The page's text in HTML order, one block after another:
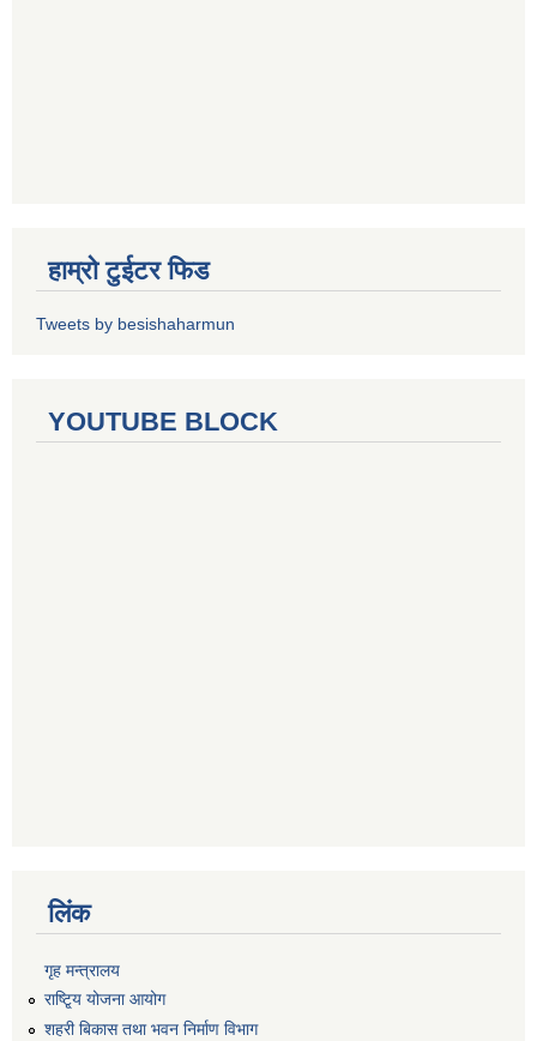
हाम्रो टुईटर फिड
Tweets by besishaharmun
YOUTUBE BLOCK
लिंक
गृह मन्त्रालय
राष्टि्ृय योजना आयोग
शहरी बिकास तथा भवन निर्माण विभाग